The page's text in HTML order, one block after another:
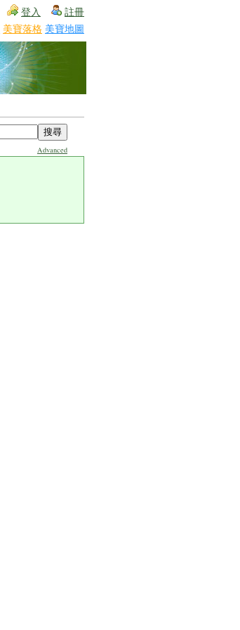
登入 註冊
美寶落格 美寶地圖
Advanced